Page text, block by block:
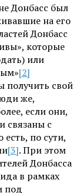
Донбасс был
на его
Донбасс
которые
или
[2]
получить свой
же,
если они,
связаны с
по сути,
[3]. При этом
Донбасса
в рамках
под